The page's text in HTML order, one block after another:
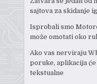
sajtova za skidanje
Isprobali smo
može omotati oko
Ako vas nerviraju
poruke, aplikacija
tekstualne